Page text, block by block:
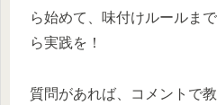
ら始めて、味付けルールま
ら実践を！
質問があれば、コメントで